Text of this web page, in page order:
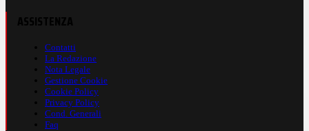
Contatti
La Redazione
Nota Legale
Gestione Cookie
Cookie Policy
Privacy Policy
Cond. Generali
Faq